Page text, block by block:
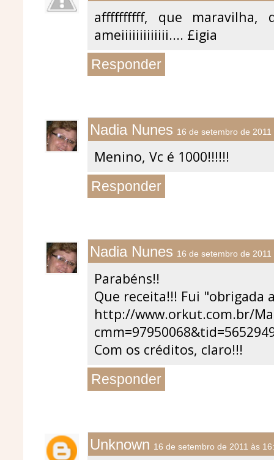
affffffffff, que maravilha,
ameiiiiiiiiiiiii.... £igia
Responder
Nadia Nunes 16 de setembro de 2011
Menino, Vc é 1000!!!!!!
Responder
Nadia Nunes 16 de setembro de 2011
Parabéns!!
Que receita!!! Fui "obrigada
http://www.orkut.com.br/
Com os créditos, claro!!!
Responder
Unknown 16 de setembro de 2011 às